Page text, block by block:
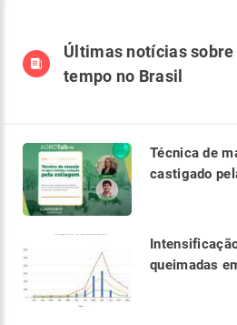
Últimas notícias
tempo no Brasil
Técnica de
castigado
queimadas